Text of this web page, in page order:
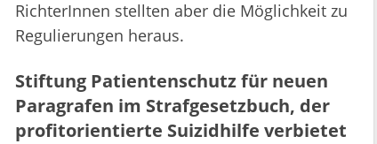
RichterInnen stellten aber die Möglichkeit zu
Regulierungen heraus.
Stiftung Patientenschutz für neuen
Paragrafen im Strafgesetzbuch, der
profitorientierte Suizidhilfe verbietet